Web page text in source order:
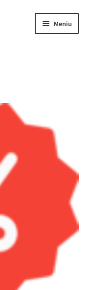
Meniu